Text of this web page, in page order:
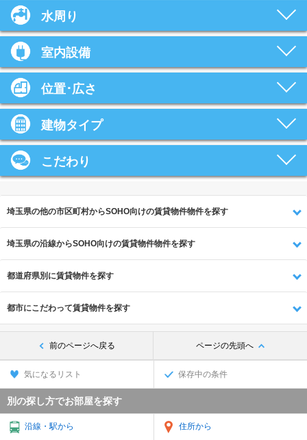
水周り
室内設備
位置･広さ
建物タイプ
こだわり
埼玉県の他の市区町村からSOHO向けの賃貸物件物件を探す
埼玉県の沿線からSOHO向けの賃貸物件物件を探す
都道府県別に賃貸物件を探す
都市にこだわって賃貸物件を探す
前のページへ戻る ページの先頭へ
気になるリスト 保存中の条件
別の探し方でお部屋を探す
沿線・駅から 住所から